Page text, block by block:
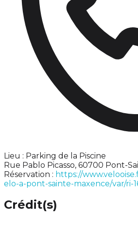
Lieu : Parking de la Piscine
Rue Pablo Picasso, 60700 Pont-
Réservation : https://
elo-a-pont-sainte-maxence/var/ri-
Crédit(s)